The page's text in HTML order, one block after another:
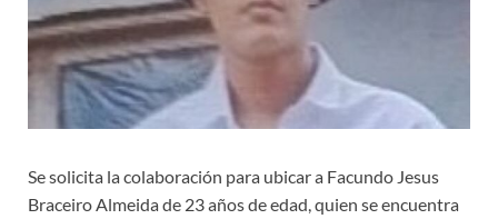
Se solicita la colaboración para ubicar a Facundo Jesus
Braceiro Almeida de 23 años de edad, quien se encuentra